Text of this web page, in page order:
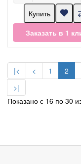
Купить
Заказать в 1
|< < 1 2
>|
Показано с 16 по 30